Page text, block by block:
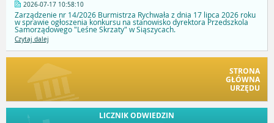
2026-07-17 10:58:10
Zarządzenie nr 14/2026 Burmistrza Rychwała z dnia 17 lipca 2026 roku
w sprawie ogłoszenia konkursu na stanowisko dyrektora Przedszkola
Samorządowego "Leśne Skrzaty" w Siąszycach.
Czytaj dalej
STRONA
GŁÓWNA
URZĘDU
LICZNIK ODWIEDZIN